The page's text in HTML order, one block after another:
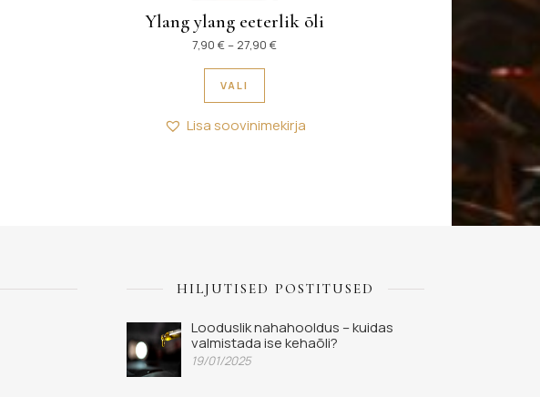
Ylang ylang eeterlik õli
7,90€– 27,90€Hinnavahemik: 7,90 € kuni 27,90 €
VALI
Sellel tootel on mitu varianti. Valikuid saab
Lisa soovinimekirja
HILJUTISED POSTITUSED
Looduslik nahahooldus – kuidas
valmistada ise kehaõli?
19/01/2025